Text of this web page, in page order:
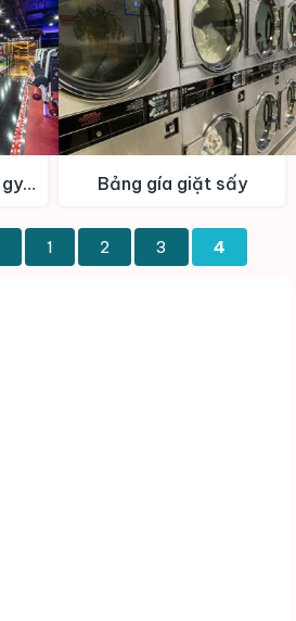
Bảng giá giặt phòng gym – Spa Bảng gía giặt sấy
1 2 3 4